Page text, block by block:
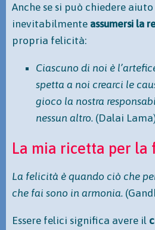
Anche se si può chiedere
inevitabilmente assumersi la
propria felicità:
Ciascuno di noi è
spetta a noi crearci le
gioco la nostra
nessun altro. (Dalai
La mia ricetta per la
La felicità è quando ciò che
che fai sono in armonia.
Essere felici significa avere il